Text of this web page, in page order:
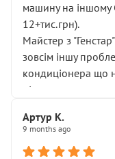
машину на іншому
12+тис.грн).
Майстер з
зовсім іншу
кондиціонера що
підсумку.
Артур К.
9 months ago